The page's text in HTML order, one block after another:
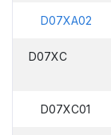
D07XA02
D07XC
D07XC01